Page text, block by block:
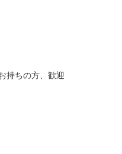
持ちの方、歓迎